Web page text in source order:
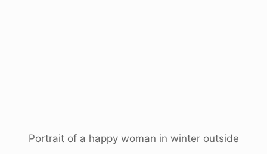
Portrait of a happy woman in winter outside